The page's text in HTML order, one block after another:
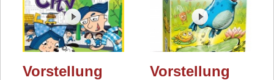
Vorstellung
Vorstellung